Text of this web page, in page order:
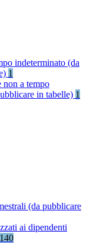
indeterminato (da
1
non a tempo
in tabelle) 1
(da pubblicare
ai dipendenti
140